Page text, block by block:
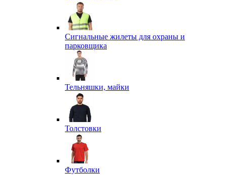
Сигнальные жилеты для охраны и
парковщика
Тельняшки, майки
Толстовки
Футболки